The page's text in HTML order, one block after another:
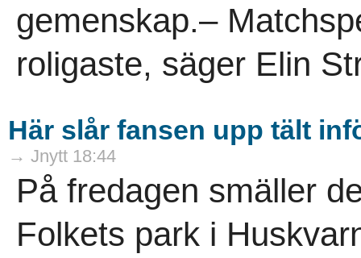
gemenskap.–
roligaste, säger Elin
Här slår fansen upp tält
→ Jnytt 18:44
På fredagen smäller
Folkets park i